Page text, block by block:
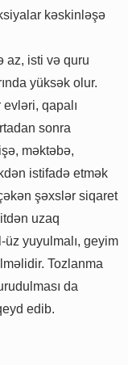
kəskinləşə
az, isti və quru
yüksək olur.
qapalı
sonra
məktəbə,
istifadə etmək
şəxslər siqaret
uzaq
üz yuyulmalı, geyim
Tozlanma
da
edib.